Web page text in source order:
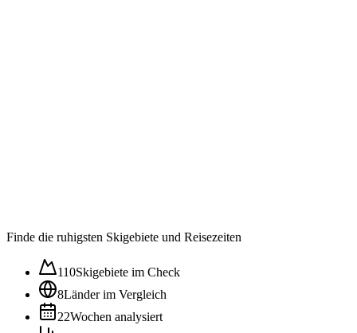
Finde die ruhigsten Skigebiete und Reisezeiten
110Skigebiete im Check
8Länder im Vergleich
22Wochen analysiert